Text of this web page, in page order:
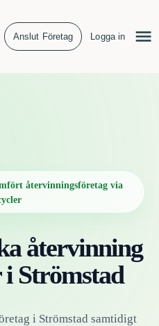
Anslut Företag Logga in
återvinningsföretag via
återvinning
i Strömstad
i Strömstad samtidigt